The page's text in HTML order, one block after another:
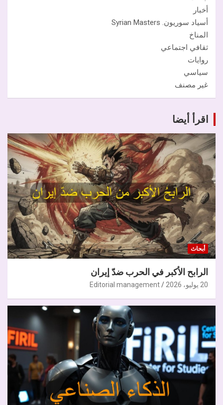
أخبار
أسياد سوريون. Syrian Masters
المناخ
ثقافي اجتماعي
روايات
سياسي
غير مصنف
اقرأ أيضا
أبحاث
الرابح الأكبر في الحرب ضدّ إيران
20 يوليو، 2026 Editorial management